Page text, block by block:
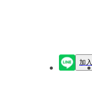
加入